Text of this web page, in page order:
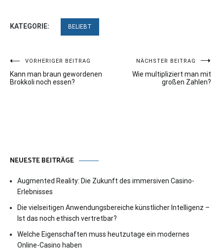
KATEGORIE: BELIEBT
Beitragsnavigation
VORHERIGER BEITRAG
Kann man braun gewordenen
Brokkoli noch essen?
NÄCHSTER BEITRAG
Wie multipliziert man mit
großen Zahlen?
NEUESTE BEITRÄGE
Augmented Reality: Die Zukunft des immersiven Casino-
Erlebnisses
Die vielseitigen Anwendungsbereiche künstlicher Intelligenz –
Ist das noch ethisch vertretbar?
Welche Eigenschaften muss heutzutage ein modernes
Online-Casino haben